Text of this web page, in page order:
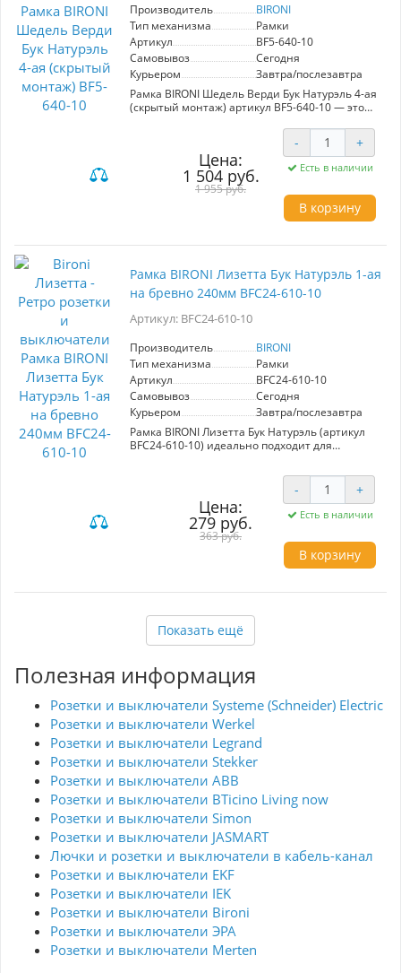
изысканность.
Производитель
BIRONI
Тип механизма
Рамки
Артикул
BF5-640-10
Самовывоз
Сегодня
Курьером
Завтра/послезавтра
Рамка BIRONI Шедель Верди Бук Натурэль 4-ая
(скрытый монтаж) артикул BF5-640-10 — это
сочетает в себе стиль и практичность.
Изготовленная из высококачественных
материалов, эта рамка обладает ретро-
дизайном, который прекрасно вписывается в
интерьер в стиле кантри или классики,
придавая помещению особый шарм. Цвет Бук
Натурэль добавляет тепла и натуральности.
Ретро рамка обеспечивает плотное
покрытие от повреждений металлическими
частями. Скрытый монтаж позволяет
аккуратно ввести провод в стену, избегая
надежно закрепить выступающую розетку,
привлекательный вид. Выбирая рамку BIRONI,
вы инвестируете в долговечный и стильный
продукт, который подчеркнет
индивидуальность вашего пространства.
Цена:
1 504 руб.
1 955 руб.
- +
Есть в наличии
В корзину
Рамка BIRONI Лизетта Бук Натурэль 1-ая
на бревно 240мм BFC24-610-10
Артикул: BFC24-610-10
Производитель
BIRONI
Тип механизма
Рамки
Артикул
BFC24-610-10
Самовывоз
Сегодня
Курьером
Завтра/послезавтра
Рамка BIRONI Лизетта Бук Натурэль (артикул
BFC24-610-10) идеально подходит для
Изготовленная из натурального бука,
керамики и пластика, она сочетает в себе
экологичность и элегантный дизайн. Рамка
имеет идеальные размеры для установки на
бревно – 240 мм, что делает ее
универсальным решением для различных
электроустановочных механизмов. Бирони
предлагает широкий выбор цветовых
комбинировать изделия с другими
монтаж обеспечивает легкость установки, а
стильный цвет Бук Натурэль добавит тепла и
уюта в любое пространство. Покупая эту рамку,
изысканный внешний вид, который
подчеркнет индивидуальность вашего
интерьера.
Цена:
279 руб.
363 руб.
- +
Есть в наличии
В корзину
Показать ещё
Полезная информация
Розетки и выключатели Systeme (Schneider) Electric
Розетки и выключатели Werkel
Розетки и выключатели Legrand
Розетки и выключатели Stekker
Розетки и выключатели ABB
Розетки и выключатели BTicino Living now
Розетки и выключатели Simon
Розетки и выключатели JASMART
Лючки и розетки и выключатели в кабель-канал
Розетки и выключатели EKF
Розетки и выключатели IEK
Розетки и выключатели Bironi
Розетки и выключатели ЭРА
Розетки и выключатели Merten